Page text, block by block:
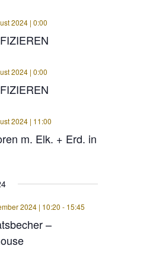
2024 | 0:00
2024 | 0:00
m. Elk. + Erd. in
2024 | 11:00
–
2024 | 10:20 - 15:45